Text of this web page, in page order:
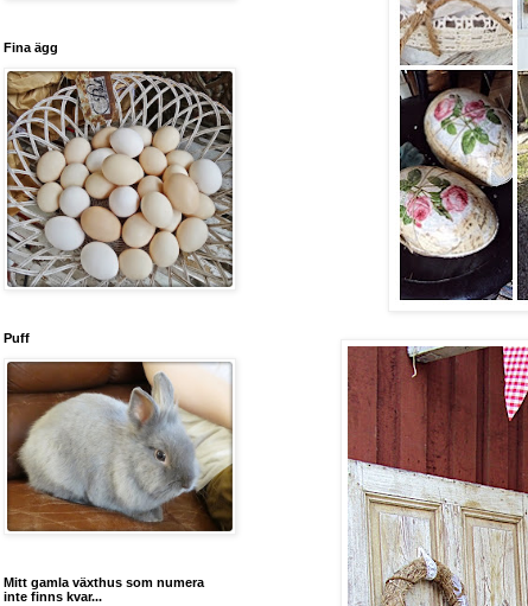
Fina ägg
Puff
Mitt gamla växthus som numera
inte finns kvar...